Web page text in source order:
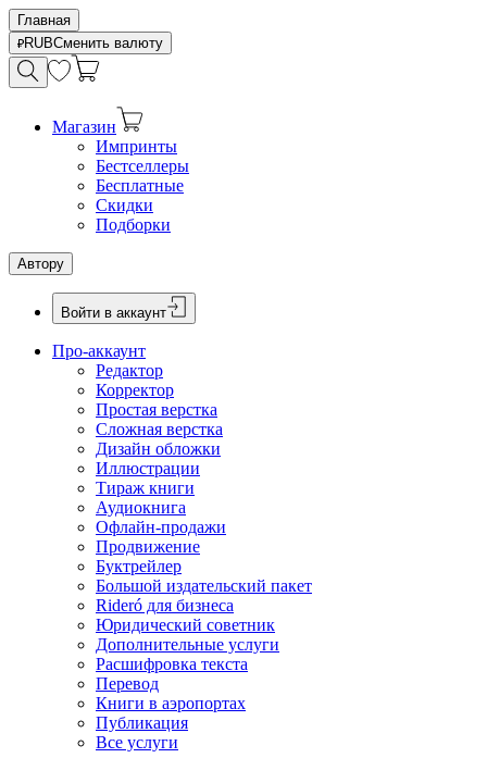
Главная
RUBСменить валюту
Магазин
Импринты
Бестселлеры
Бесплатные
Скидки
Подборки
Автору
Войти в аккаунт
Про-аккаунт
Редактор
Корректор
Простая верстка
Сложная верстка
Дизайн обложки
Иллюстрации
Тираж книги
Аудиокнига
Офлайн-продажи
Продвижение
Буктрейлер
Большой издательский пакет
Rideró для бизнеса
Юридический советник
Дополнительные услуги
Расшифровка текста
Перевод
Книги в аэропортах
Публикация
Все услуги